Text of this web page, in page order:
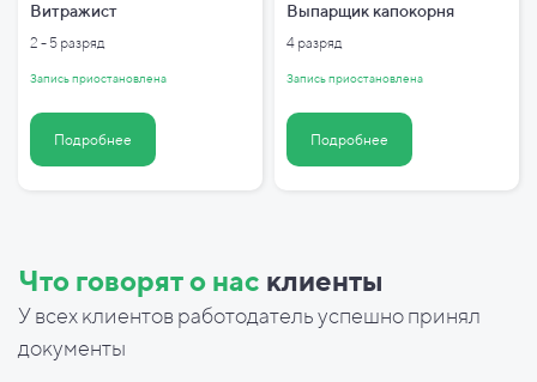
Витражист
2 - 5 разряд
Запись приостановлена
Подробнее
Выпарщик капокорня
4 разряд
Запись приостановлена
Подробнее
Что говорят о нас клиенты
У всех клиентов работодатель успешно принял
документы